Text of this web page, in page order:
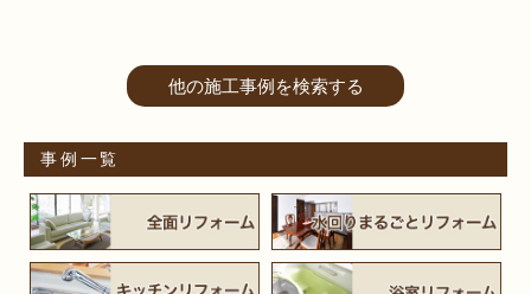
他の施工事例を検索する
事例一覧